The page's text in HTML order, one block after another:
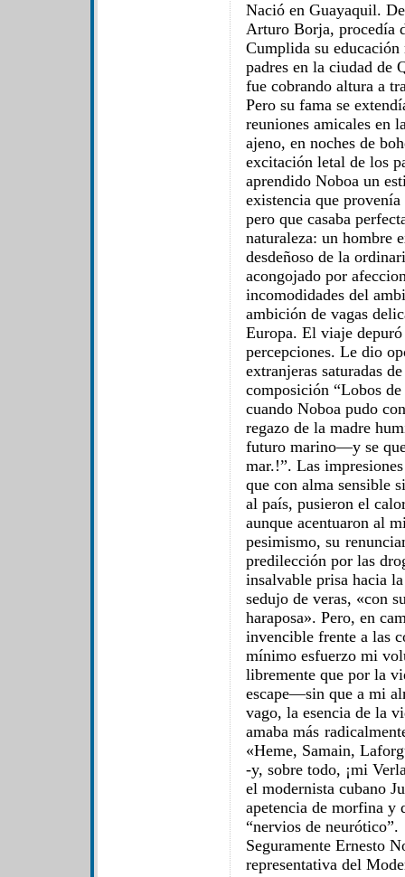
Nació en Guayaquil.
Arturo Borja, procedía
Cumplida su educación
padres en la ciudad de
fue cobrando altura a
Pero su fama se
reuniones amicales en
ajeno, en noches de
excitación letal de los
aprendido Noboa un
existencia que
pero que casaba
naturaleza: un hombre
desdeñoso de la
acongojado por
incomodidades del
ambición de vagas
Europa. El viaje depuró
percepciones. Le dio
extranjeras saturadas
composición “Lobos
cuando Noboa pudo
regazo de la madre
futuro marino—y se
mar.!”. Las
que con alma sensible
al país, pusieron el
aunque acentuaron al
pesimismo, su
predilección por las
insalvable prisa hacia
sedujo de veras, «con
haraposa». Pero, en
invencible frente a las
mínimo esfuerzo mi
libremente que por la
escape—sin que a mi
vago, la esencia de la
amaba más
«Heme, Samain,
-y, sobre todo, ¡mi
el modernista cubano
apetencia de morfina y
“nervios de neurótico”.
Seguramente Ernesto
representativa del